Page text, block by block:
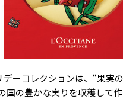
デーコレクションは、“果実
国の豊かな実りを収穫して